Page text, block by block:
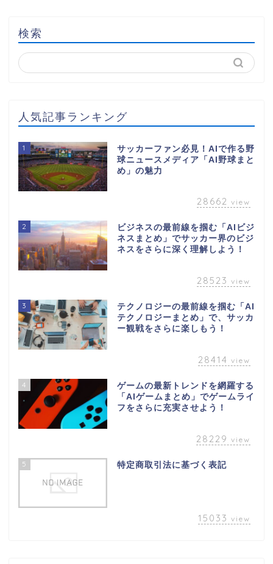
検索
人気記事ランキング
1
サッカーファン必見！AIで作る野
球ニュースメディア「AI野球まと
め」の魅力
28662 view
2
ビジネスの最前線を掴む「AIビジ
ネスまとめ」でサッカー界のビジ
ネスをさらに深く理解しよう！
28523 view
3
テクノロジーの最前線を掴む「AI
テクノロジーまとめ」で、サッカ
ー観戦をさらに楽しもう！
28414 view
4
ゲームの最新トレンドを網羅する
「AIゲームまとめ」でゲームライ
フをさらに充実させよう！
28229 view
5 特定商取引法に基づく表記
15033 view